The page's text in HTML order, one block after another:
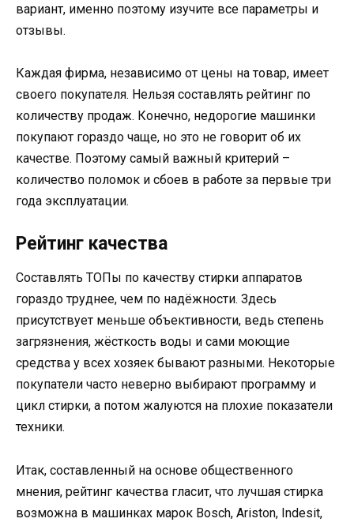
вариант, именно поэтому изучите все параметры и
отзывы.
Каждая фирма, независимо от цены на товар, имеет
своего покупателя. Нельзя составлять рейтинг по
количеству продаж. Конечно, недорогие машинки
покупают гораздо чаще, но это не говорит об их
качестве. Поэтому самый важный критерий –
количество поломок и сбоев в работе за первые три
года эксплуатации.
Рейтинг качества
Составлять ТОПы по качеству стирки аппаратов
гораздо труднее, чем по надёжности. Здесь
присутствует меньше объективности, ведь степень
загрязнения, жёсткость воды и сами моющие
средства у всех хозяек бывают разными. Некоторые
покупатели часто неверно выбирают программу и
цикл стирки, а потом жалуются на плохие показатели
техники.
Итак, составленный на основе общественного
мнения, рейтинг качества гласит, что лучшая стирка
возможна в машинках марок Bosch, Ariston, Indesit,